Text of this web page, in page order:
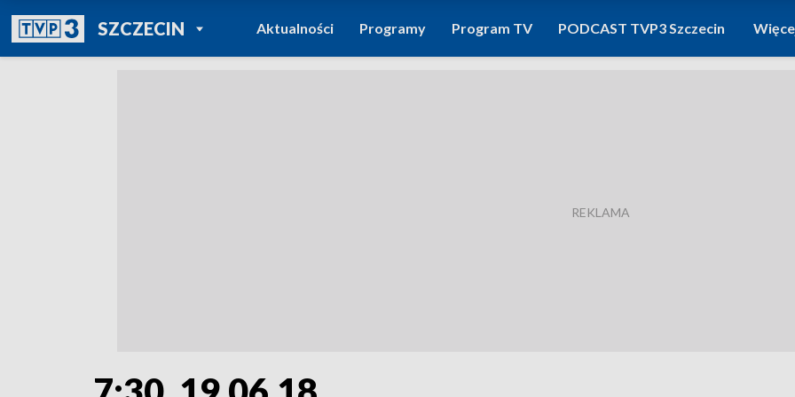
SZCZECINPOWRÓT DO
TVP REGIONY
Aktualności Programy Program TV PODCAST TVP3 Szczecin